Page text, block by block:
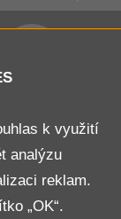
k využití
analýzu
reklam.
„OK“.